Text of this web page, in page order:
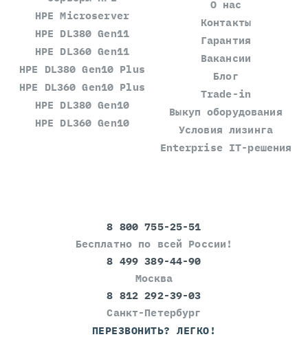
HPE Microserver
HPE DL380 Gen11
HPE DL360 Gen11
HPE DL380 Gen10 Plus
HPE DL360 Gen10 Plus
HPE DL380 Gen10
HPE DL360 Gen10
О нас
Контакты
Гарантия
Вакансии
Блог
Trade-in
Выкуп оборудования
Условия лизинга
Enterprise IT-решения
8 800 755-25-51
Бесплатно по всей России!
8 499 389-44-90
Москва
8 812 292-39-03
Санкт-Петербург
ПЕРЕЗВОНИТЬ? ЛЕГКО!